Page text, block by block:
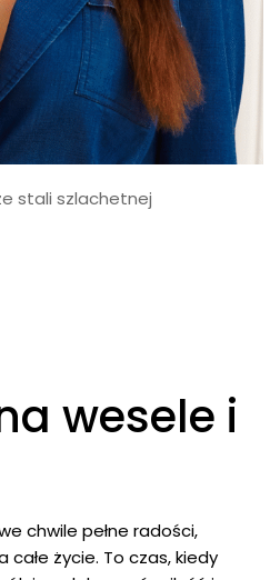
stali szlachetnej
wesele i
chwile pełne radości,
całe życie. To czas, kiedy